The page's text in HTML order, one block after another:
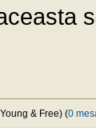
& Free) (0